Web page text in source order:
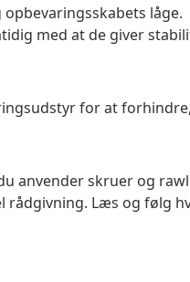
låge.
med at de giver
for at
anvender skruer og
rådgivning. Læs og følg